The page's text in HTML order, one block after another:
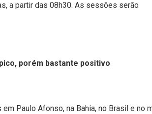
a partir das 08h30. As sessões serão
porém bastante positivo
Paulo Afonso, na Bahia, no Brasil e no